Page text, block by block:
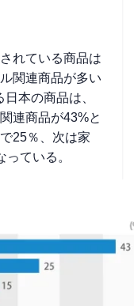
れている商品は
関連商品が多い
本の商品は、
連商品が43%と
25％、次は家
ている。